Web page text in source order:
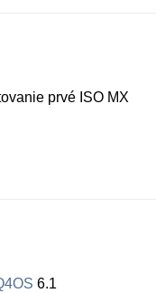
prvé ISO MX
6.1